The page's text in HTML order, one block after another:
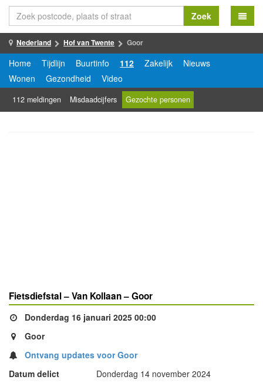
Zoek
Nederland Hof van Twente Goor
Home Tijdlijn Buurtinfo 112 Zakelijk
Nieuws
Wonen
Gezondheid Video
112 meldingen Misdaadcijfers Gezochte personen
Fietsdiefstal – Van Kollaan – Goor
Donderdag 16 januari 2025 00:00
Goor
Ontvang updates voor Goor
Datum delict
Donderdag 14 november 2024